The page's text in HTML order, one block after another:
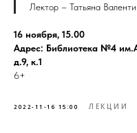
Лектор – Татьяна
16 ноября, 15.00
Адрес: Библиотека №4
д.9, к.1
6+
2022-11-16 15:00 ЛЕКЦИИ